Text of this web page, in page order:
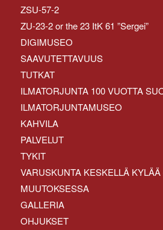
ZSU-57-2
ZU-23-2 or the 23 ItK 61 ”Sergei”
DIGIMUSEO
SAAVUTETTAVUUS
TUTKAT
ILMATORJUNTA 100 VUOTTA
ILMATORJUNTAMUSEO
KAHVILA
PALVELUT
TYKIT
VARUSKUNTA KESKELLÄ
MUUTOKSESSA
GALLERIA
OHJUKSET